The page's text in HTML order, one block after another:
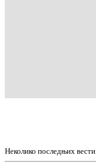
Неколико последњих